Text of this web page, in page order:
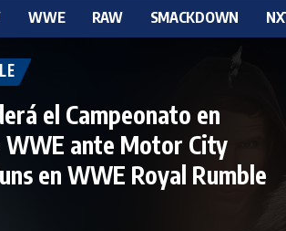
WWE RAW SMACKDOWN
el Campeonato en
WWE ante Motor City
en WWE Royal Rumble